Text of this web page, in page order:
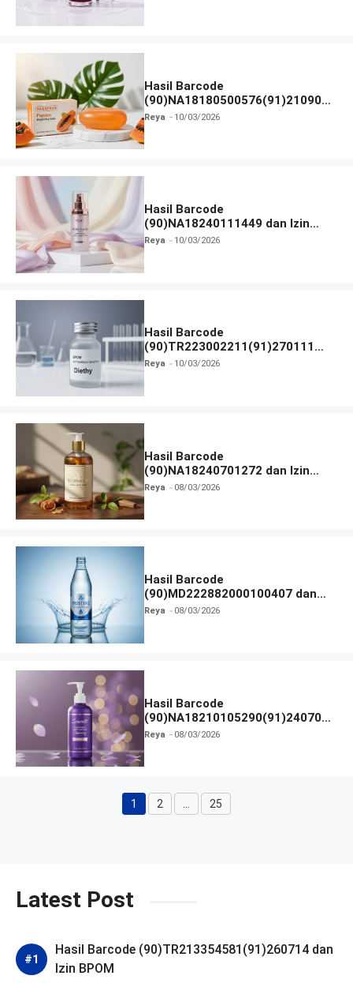
Hasil Barcode
(90)NA18180500576(91)210906
dan Izin BPOM
Reya 10/03/2026
Hasil Barcode
(90)NA18240111449 dan Izin
BPOM
Reya 10/03/2026
Hasil Barcode
(90)TR223002211(91)270111
dan Izin BPOM
Reya 10/03/2026
Hasil Barcode
(90)NA18240701272 dan Izin
BPOM
Reya 08/03/2026
Hasil Barcode
(90)MD222882000100407 dan
Izin BPOM
Reya 08/03/2026
Hasil Barcode
(90)NA18210105290(91)240703
dan Izin BPOM
Reya 08/03/2026
Halaman
1 Halaman
2 … Halaman
25
Latest Post
Hasil Barcode (90)TR213354581(91)260714 dan
Izin BPOM